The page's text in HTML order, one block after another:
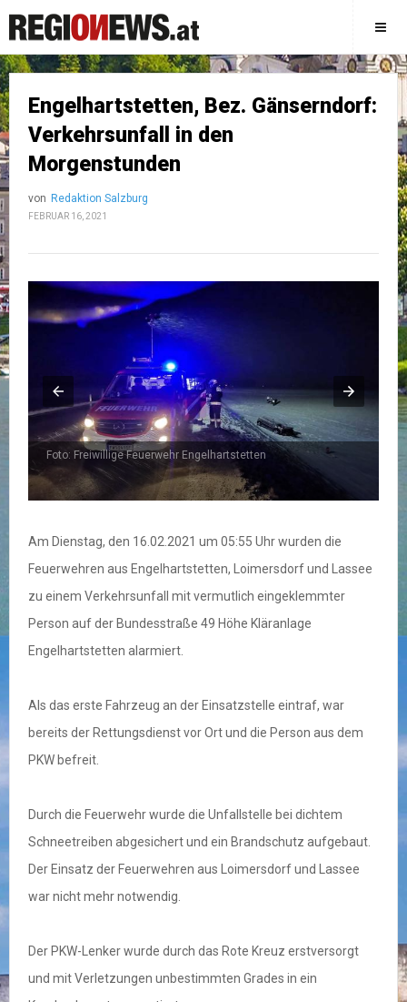
Engelhartstetten, Bez. Gänserndorf:
Verkehrsunfall in den
Morgenstunden
von Redaktion Salzburg
FEBRUAR 16, 2021
Foto: Freiwillige Feuerwehr Engelhartstetten
Am Dienstag, den 16.02.2021 um 05:55 Uhr wurden die
Feuerwehren aus Engelhartstetten, Loimersdorf und Lassee
zu einem Verkehrsunfall mit vermutlich eingeklemmter
Person auf der Bundesstraße 49 Höhe Kläranlage
Engelhartstetten alarmiert.
Als das erste Fahrzeug an der Einsatzstelle eintraf, war
bereits der Rettungsdienst vor Ort und die Person aus dem
PKW befreit.
Durch die Feuerwehr wurde die Unfallstelle bei dichtem
Schneetreiben abgesichert und ein Brandschutz aufgebaut.
Der Einsatz der Feuerwehren aus Loimersdorf und Lassee
war nicht mehr notwendig.
Der PKW-Lenker wurde durch das Rote Kreuz erstversorgt
und mit Verletzungen unbestimmten Grades in ein